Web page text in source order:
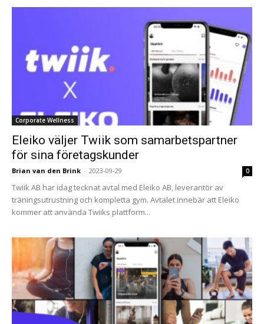
Corporate Wellness
Eleiko väljer Twiik som samarbetspartner
för sina företagskunder
Brian van den Brink - 2023-09-29 0
Twiik AB har idag tecknat avtal med Eleiko AB, leverantör av
träningsutrustning och kompletta gym. Avtalet innebär att Eleiko
kommer att använda Twiiks plattform...